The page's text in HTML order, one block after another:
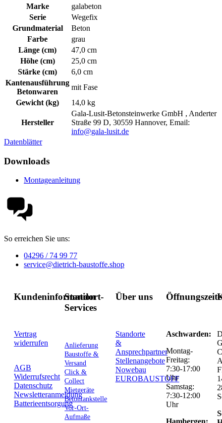
Marke
galabeton
Serie
Wegefix
Grundmaterial
Beton
Farbe
grau
Länge (cm)
47,0 cm
Höhe (cm)
25,0 cm
Stärke (cm)
6,0 cm
Kantenausführung
Betonwaren
mit Fase
Gewicht (kg)
14,0 kg
Hersteller
Gala-Lusit-Betonsteinwerke GmbH , Anderter
Straße 99 D, 30559 Hannover, Email:
info@gala-lusit.de
Datenblätter
Downloads
Montageanleitung
So erreichen Sie uns:
04296 / 74 99 77
service@dietrich-baustoffe.shop
Kundeninformation
Vertrag
widerrufen
AGB
Widerrufsrecht
Datenschutz
Newsletteranmeldung
Batterieentsorgung
Standort-
Services
Anlieferung
Baustoffe &
Versand
Click &
Collect
Mietgeräte
Betontankstelle
Vor-Ort-
Aufmaße
Über uns
Standorte
&
Ansprechpartner
Stellenangebote
Nowebau
EUROBAUSTOFF
Aschwarden:
Montag-
Freitag:
7:30-17:00
Uhr
Samstag:
7:30-12:00
Uhr
Hambergen: